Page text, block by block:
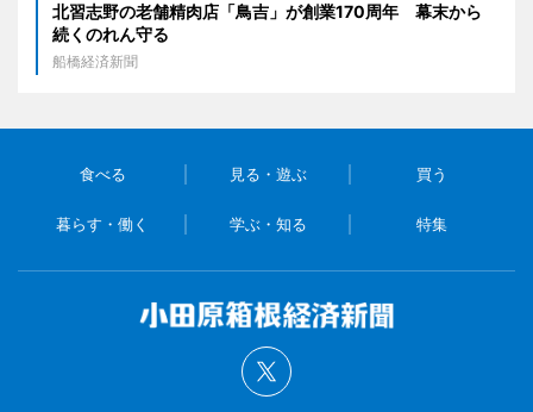
北習志野の老舗精肉店「鳥吉」が創業170周年 幕末から
続くのれん守る
船橋経済新聞
食べる 見る・遊ぶ 買う
暮らす・働く 学ぶ・知る 特集